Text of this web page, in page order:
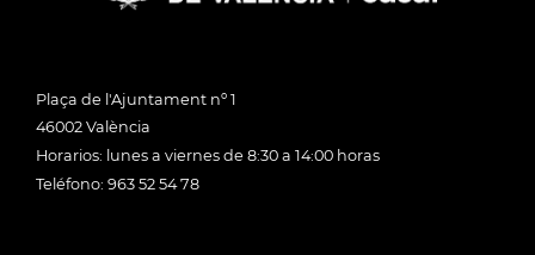
Plaça de l'Ajuntament nº 1
46002 València
Horarios: lunes a viernes de 8:30 a 14:00 horas
Teléfono: 963 52 54 78